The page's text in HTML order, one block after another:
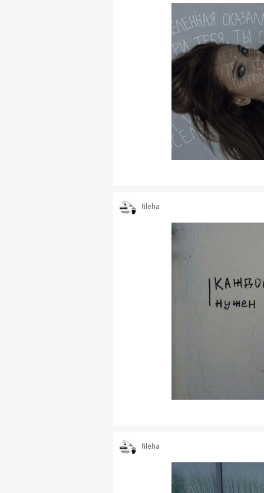
fileha
fileha